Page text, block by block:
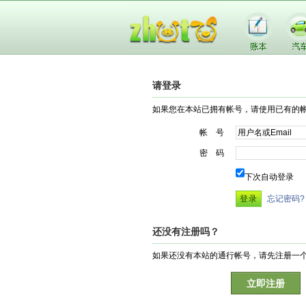
请登录
如果您在本站已拥有帐号，请使用已有的
帐 号
密 码
下次自动登录
忘记密码?
还没有注册吗？
如果还没有本站的通行帐号，请先注册一
立即注册